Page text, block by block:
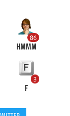
86
HMMM
3
F